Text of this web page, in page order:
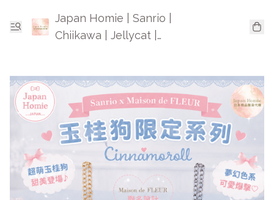
Japan Homie | Sanrio |
Chiikawa | Jellycat |